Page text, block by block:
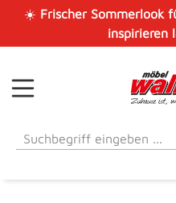
Zum Hauptinhalt springen
☀️ Frischer Sommerlook
inspirieren